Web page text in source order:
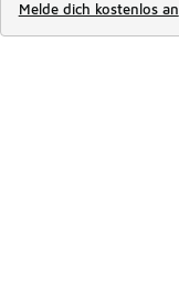
Melde dich kostenlos an